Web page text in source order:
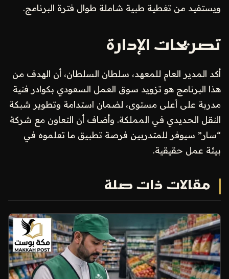
ويستفيد من تغطية طبية شاملة طوال فترة البرنامج.
تصريحات الإدارة
أكد المدير العام للمعهد، سلطان السلطان، أن الهدف من
هذا البرنامج هو تزويد سوق العمل السعودي بكوادر فنية
مدربة على أعلى مستوى، لضمان استدامة وتطوير شبكة
النقل الحديدي في المملكة. وأضاف أن التعاون مع شركة
“سار” سيوفر للمتدربين فرصة تطبيق ما تعلموه في
بيئة عمل حقيقية.
مقالات ذات صلة